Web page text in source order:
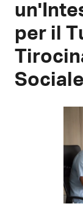
per il
Sociale